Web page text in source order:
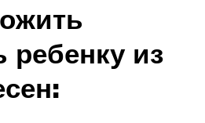
ребенку из